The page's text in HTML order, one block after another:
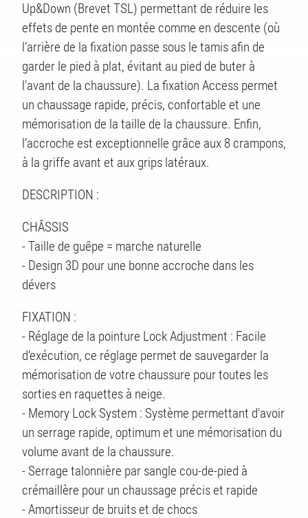
Up&Down (Brevet TSL) permettant de réduire les
effets de pente en montée comme en descente (où
l’arrière de la fixation passe sous le tamis afin de
garder le pied à plat, évitant au pied de buter à
l’avant de la chaussure). La fixation Access permet
un chaussage rapide, précis, confortable et une
mémorisation de la taille de la chaussure. Enfin,
l’accroche est exceptionnelle grâce aux 8 crampons,
à la griffe avant et aux grips latéraux.
DESCRIPTION :
CHÂSSIS
- Taille de guêpe = marche naturelle
- Design 3D pour une bonne accroche dans les
dévers
FIXATION :
- Réglage de la pointure Lock Adjustment : Facile
d'exécution, ce réglage permet de sauvegarder la
mémorisation de votre chaussure pour toutes les
sorties en raquettes à neige.
- Memory Lock System : Système permettant d'avoir
un serrage rapide, optimum et une mémorisation du
volume avant de la chaussure.
- Serrage talonnière par sangle cou-de-pied à
crémaillère pour un chaussage précis et rapide
- Amortisseur de bruits et de chocs